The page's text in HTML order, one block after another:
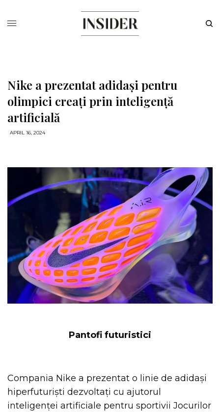
Nike a prezentat adidași pentru
olimpici creați prin inteligență
artificială
APRIL 16, 2024
Pantofi futuristici
Compania Nike a prezentat o linie de adidași
hiperfuturiști dezvoltați cu ajutorul
inteligenței artificiale pentru sportivii Jocurilor